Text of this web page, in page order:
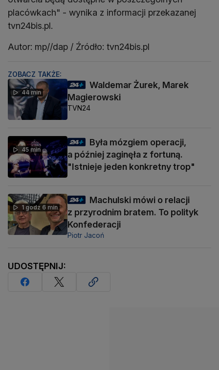
placówkach" - wynika z informacji przekazanej
tvn24bis.pl.
Autor: mp//dap / Źródło: tvn24bis.pl
ZOBACZ TAKŻE:
44 min
Waldemar Żurek, Marek
Magierowski
TVN24
45 min
Była mózgiem operacji,
a później zaginęła z fortuną.
"Istnieje jeden konkretny trop"
1 godz 6 min
Machulski mówi o relacji
z przyrodnim bratem. To polityk
Konfederacji
Piotr Jacoń
UDOSTĘPNIJ: